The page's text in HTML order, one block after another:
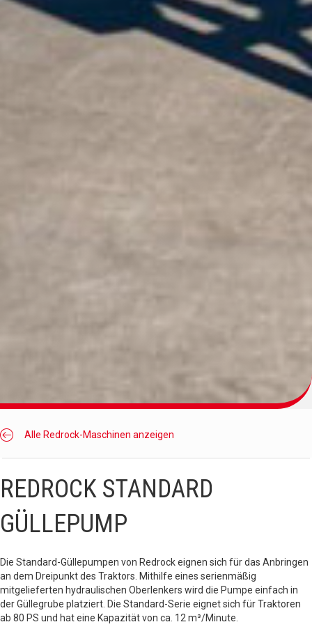
Alle Redrock-Maschinen anzeigen
REDROCK STANDARD
GÜLLEPUMP
Die Standard-Güllepumpen von Redrock eignen sich für das Anbringen
an dem Dreipunkt des Traktors. Mithilfe eines serienmäßig
mitgelieferten hydraulischen Oberlenkers wird die Pumpe einfach in
der Güllegrube platziert. Die Standard-Serie eignet sich für Traktoren
ab 80 PS und hat eine Kapazität von ca. 12 m³/Minute.